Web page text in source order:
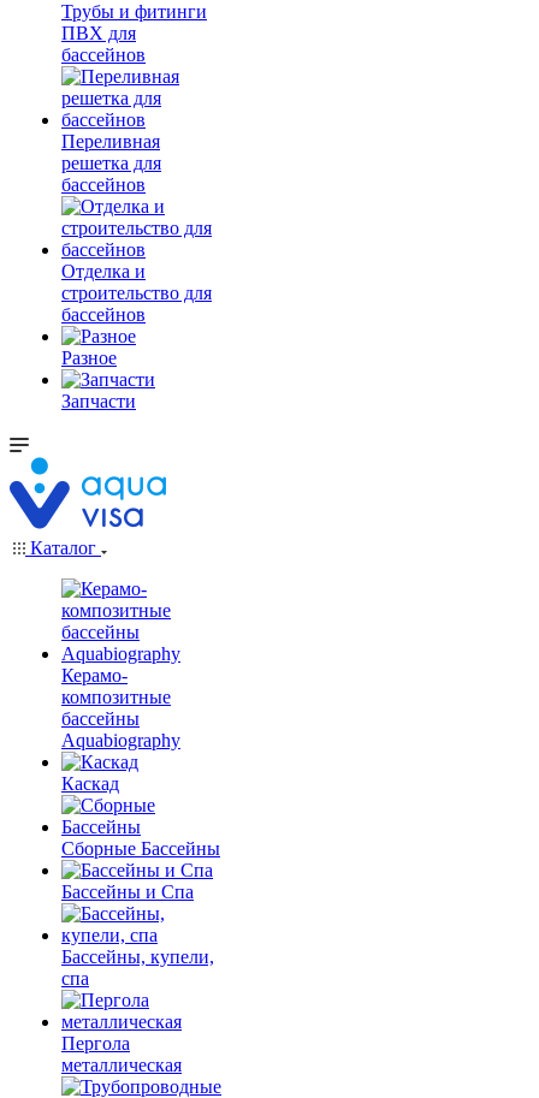
Трубы и фитинги
ПВХ для
бассейнов
Переливная
решетка для
бассейнов
Отделка и
строительство для
бассейнов
Разное
Запчасти
Каталог
Керамо-
композитные
бассейны
Aquabiography
Каскад
Сборные Бассейны
Бассейны и Спа
Бассейны, купели,
спа
Пергола
металлическая